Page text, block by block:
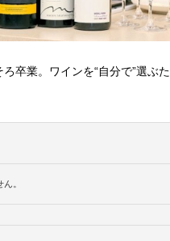
ろ卒業。ワインを“自分で”選ぶた
。